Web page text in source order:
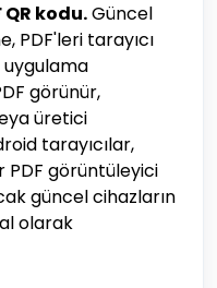
kodu.Güncel
PDF'leri tarayıcı
uygulama
görünür,
üretici
tarayıcılar,
PDF görüntüleyici
güncel cihazların
olarak